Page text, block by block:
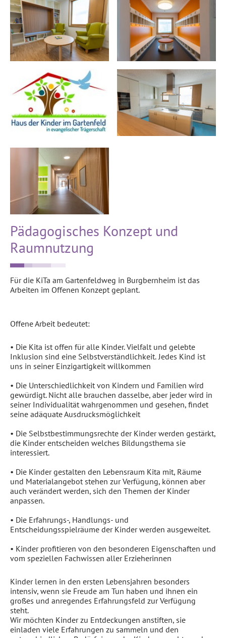
Pädagogisches Konzept und
Raumnutzung
Für die KiTa am Gartenfeldweg in Burgbernheim ist das
Arbeiten im Offenen Konzept geplant.
Offene Arbeit bedeutet:
• Die Kita ist offen für alle Kinder.Vielfalt und gelebte
Inklusion sind eine Selbstverständlichkeit. Jedes Kind ist
uns in seiner Einzigartigkeit willkommen
• Die Unterschiedlichkeit von Kindern und Familien wird
gewürdigt. Nicht alle brauchen dasselbe, aber jeder wird in
seiner Individualität wahrgenommen und gesehen, findet
seine adäquate Ausdrucksmöglichkeit
• Die Selbstbestimmungsrechte der Kinder werden gestärkt,
die Kinder entscheiden welches Bildungsthema sie
interessiert.
• Die Kinder gestalten den Lebensraum Kita mit, Räume
und Materialangebot stehen zur Verfügung, können aber
auch verändert werden, sich den Themen der Kinder
anpassen.
• Die Erfahrungs-, Handlungs- und
Entscheidungsspielräume der Kinder werden ausgeweitet.
• Kinder profitieren von den besonderen Eigenschaften und
vom speziellen Fachwissen aller Erzieherinnen
Kinder lernen in den ersten Lebensjahren besonders
intensiv, wenn sie Freude am Tun haben und ihnen ein
großes und anregendes Erfahrungsfeld zur Verfügung
steht.
Wir möchten Kinder zu Entdeckungen anstiften, sie
einladen viele Erfahrungen zu sammeln und den